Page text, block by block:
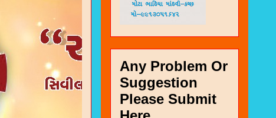
Any Problem Or
Suggestion
Please Submit